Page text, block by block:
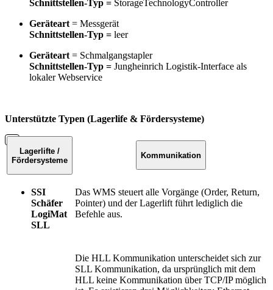
Schnittstellen-Typ = StorageTechnologyController
Geräteart= Messgerät
Schnittstellen-Typ = leer
Geräteart= Schmalgangstapler
Schnittstellen-Typ = Jungheinrich Logistik-Interface als
lokaler Webservice
Unterstützte Typen (Lagerlife & Fördersysteme)
Lagerlifte /
Fördersysteme
Kommunikation
SSI
Schäfer
LogiMat
SLL
Das WMS steuert alle Vorgänge (Order, Return,
Pointer) und der Lagerlift führt lediglich die
Befehle aus.
Die HLL Kommunikation unterscheidet sich zur
SLL Kommunikation, da ursprünglich mit dem
HLL keine Kommunikation über TCP/IP möglich